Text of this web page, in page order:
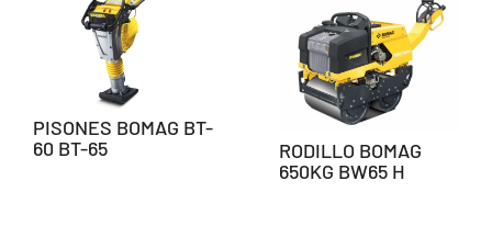
PISONES BOMAG BT-
60 BT-65
RODILLO BOMAG
650KG BW65 H